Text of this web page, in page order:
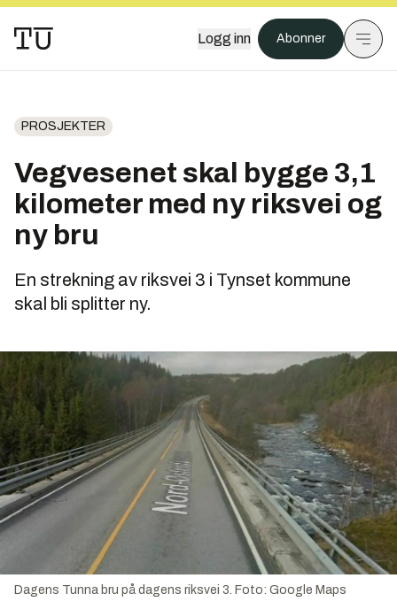
Logg inn Abonner
PROSJEKTER
Vegvesenet skal bygge 3,1
kilometer med ny riksvei og
ny bru
En strekning av riksvei 3 i Tynset kommune
skal bli splitter ny.
Dagens Tunna bru på dagens riksvei 3. Foto: Google Maps